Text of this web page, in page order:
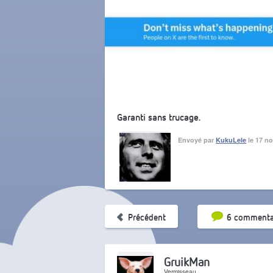
Garanti sans trucage.
Envoyé par KukuLele le 17
Précédent 6Tri par
GruikMan